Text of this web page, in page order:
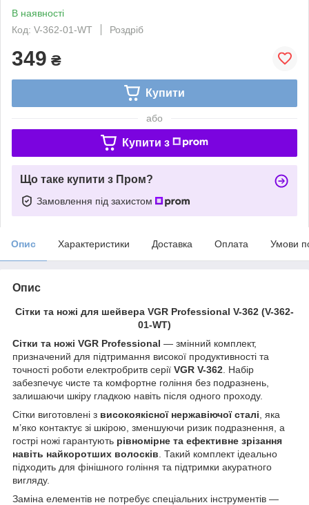
В наявності
Код: V-362-01-WT
Роздріб
349 ₴
Купити
або
Купити з
Що таке купити з Пром?
Замовлення під захистом
Опис Характеристики Доставка Оплата Умови
Опис
Сітки та ножі для шейвера VGR Professional V-362 (V-362-
01-WT)
Сітки та ножі VGR Professional — змінний комплект,
призначений для підтримання високої продуктивності та
точності роботи електробритв серії VGR V-362 . Набір
забезпечує чисте та комфортне гоління без подразнень,
залишаючи шкіру гладкою навіть після одного проходу.
Сітки виготовлені з високоякісної нержавіючої сталі , яка
м’яко контактує зі шкірою, зменшуючи ризик подразнення, а
гострі ножі гарантують рівномірне та ефективне зрізання
навіть найкоротших волосків . Такий комплект ідеально
підходить для фінішного гоління та підтримки акуратного
вигляду.
Заміна елементів не потребує спеціальних інструментів —